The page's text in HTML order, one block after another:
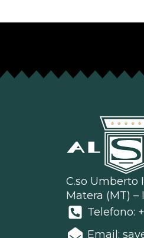
C.so Umberto
Matera (MT) –
Telefono:
Email: